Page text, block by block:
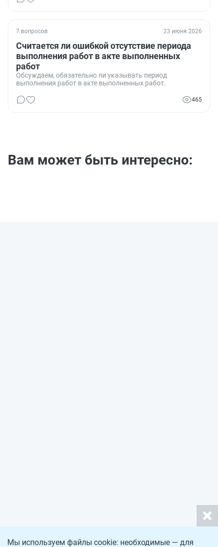
7 вопросов 23 июня 2026
Считается ли ошибкой отсутствие периода
выполнения работ в акте выполненных
работ
Обсуждаем, обязательно ли указывать период
выполнения работ в акте выполненных работ.
465
Вам может быть интересно:
Мы используем файлы cookie: необходимые — для